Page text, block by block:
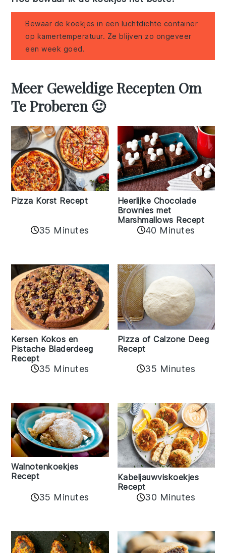
Bewaar de koekjes in een luchtdichte container
op kamertemperatuur. Ze blijven zo ongeveer
een week goed.
Meer Geweldige Recepten Om
Te Proberen 🙂
Pizza Korst Recept
35 Minutes
Heerlijke Chocolade
Brownies met
Marshmallows Recept
40 Minutes
Kersen Kokos en
Pistache Bladerdeeg
Recept
35 Minutes
Pizza of Calzone Deeg
Recept
35 Minutes
Walnotenkoekjes
Recept
35 Minutes
Kabeljauwviskoekjes
Recept
30 Minutes